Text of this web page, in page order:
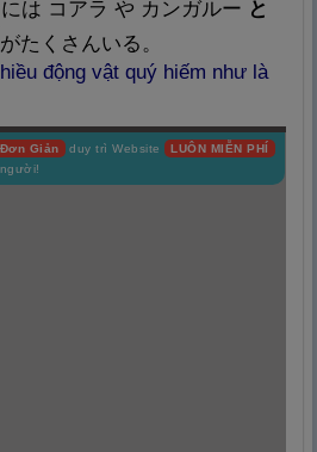
は コアラ や カンガルー と
がたくさんいる。
động vật quý hiếm như là
Giản duy trì Website LUÔN MIỄN PHÍ